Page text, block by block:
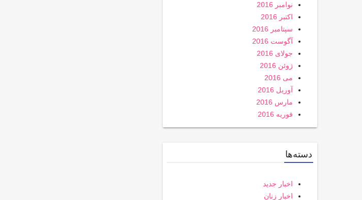
نوامبر 2016
اکتبر 2016
سپتامبر 2016
آگوست 2016
جولای 2016
ژوئن 2016
می 2016
آوریل 2016
مارس 2016
فوریه 2016
دسته‌ها
اخبار جدید
اخبار زنان